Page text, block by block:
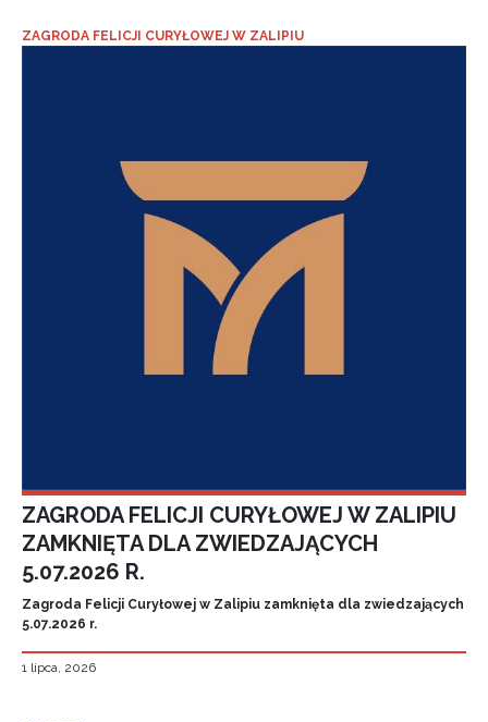
ZAGRODA FELICJI CURYŁOWEJ W ZALIPIU
ZAGRODA FELICJI CURYŁOWEJ W ZALIPIU
ZAMKNIĘTA DLA ZWIEDZAJĄCYCH
5.07.2026 R.
Zagroda Felicji Curyłowej w Zalipiu zamknięta dla zwiedzających
5.07.2026 r.
1 lipca, 2026